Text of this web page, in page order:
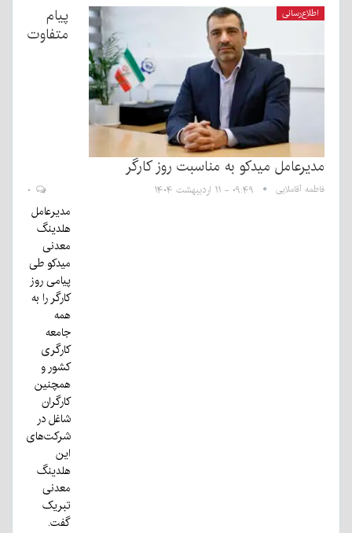
اطلاع‌رسانی
پیام
متفاوت
مدیرعامل میدکو به مناسبت روز کارگر
فاطمه آقاملایی ۰۹:۴۹ - ۱۱ اردیبهشت ۱۴۰۴
مدیرعامل
هلدینگ
معدنی
میدکو طی
پیامی روز
کارگر را به
همه
جامعه
کارگری
کشور و
همچنین
کارگران
شاغل در
شرکت‌های
این
هلدینگ
معدنی
تبریک
گفت.